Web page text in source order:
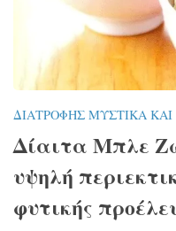
ΔΙΑΤΡΟΦΉΣ ΜΥΣΤΙΚΆ
Δίαιτα Μπλε
υψηλή
φυτικής